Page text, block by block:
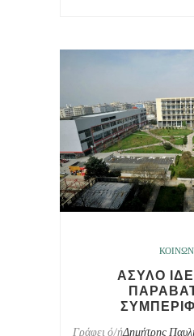
ΑΣΥΛΟ
Γράφει ό/ήΔημήτρης